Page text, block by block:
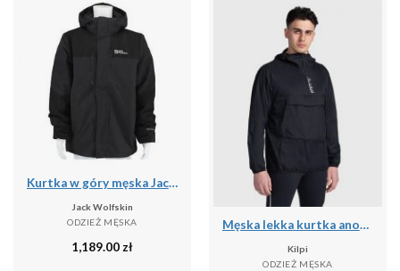
Kurtka w góry męska Jack Wolfskin A618586350
Jack Wolfskin
ODZIEŻ MĘSKA
1,189.00 zł
Męska lekka kurtka anorak Kilpi ANORI-M
Kilpi
ODZIEŻ MĘSKA